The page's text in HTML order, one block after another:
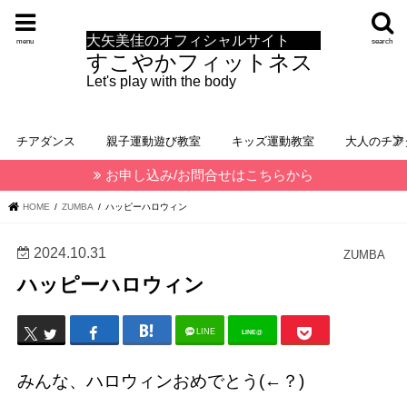
大矢美佳のオフィシャルサイト
すこやかフィットネス
Let's play with the body
search
menu
チアダンス 親子運動遊び教室 キッズ運動教室 大人のチ
お申し込み/お問合せはこちらから
HOME ZUMBA ハッピーハロウィン
ZUMBA
2024.10.31
ハッピーハロウィン
LINE LINE@
みんな、ハロウィンおめでとう(←？)